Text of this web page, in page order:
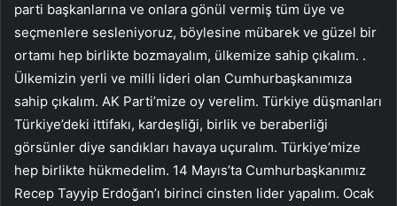
parti başkanlarına ve onlara gönül vermiş tüm üye ve
seçmenlere sesleniyoruz, böylesine mübarek ve güzel bir
ortamı hep birlikte bozmayalım, ülkemize sahip çıkalım. .
Ülkemizin yerli ve milli lideri olan Cumhurbaşkanımıza
sahip çıkalım. AK Parti’mize oy verelim. Türkiye düşmanları
Türkiye’deki ittifakı, kardeşliği, birlik ve beraberliği
görsünler diye sandıkları havaya uçuralım. Türkiye’mize
hep birlikte hükmedelim. 14 Mayıs’ta Cumhurbaşkanımız
Recep Tayyip Erdoğan’ı birinci cinsten lider yapalım. Ocak